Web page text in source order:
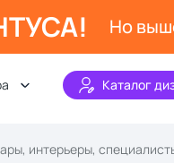
Но
Каталог